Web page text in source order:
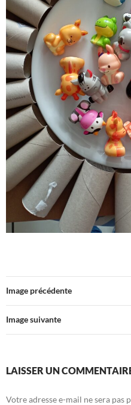
Image précédente
Image suivante
LAISSER UN
Votre adresse e-mail ne sera pas